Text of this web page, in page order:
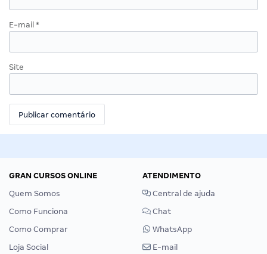
E-mail *
Site
GRAN CURSOS ONLINE
Quem Somos
Como Funciona
Como Comprar
Loja Social
ATENDIMENTO
Central de ajuda
Chat
WhatsApp
E-mail